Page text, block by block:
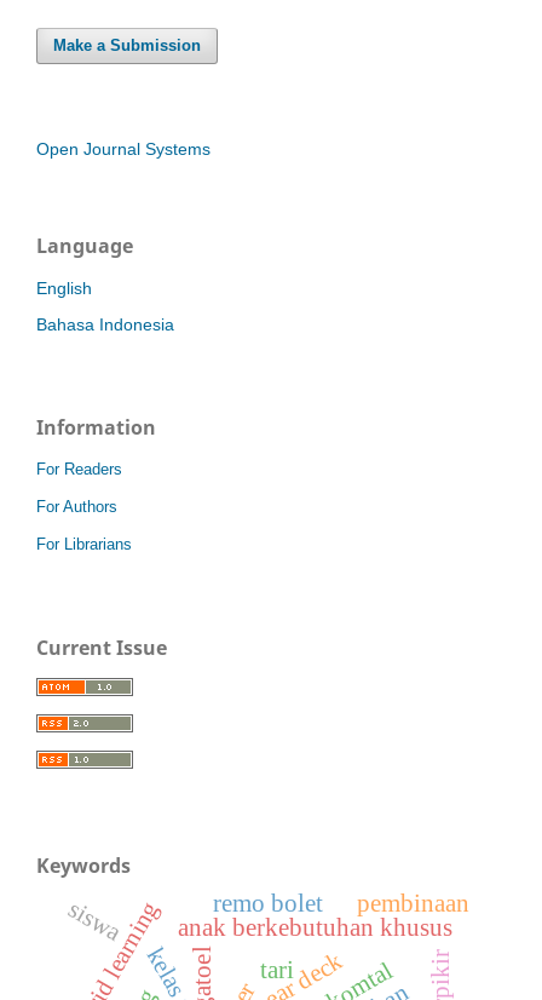
Make a Submission
Open Journal Systems
Language
English
Bahasa Indonesia
Information
For Readers
For Authors
For Librarians
Current Issue
Keywords
gatoel pear deck
anak berkebutuhan khusus
remo bolet
tari
pembinaan
siswa